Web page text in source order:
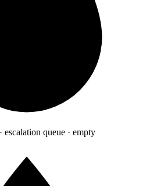
queue · empty